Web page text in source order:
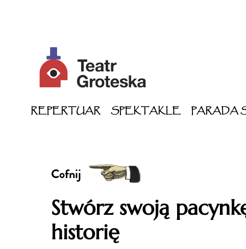
REPERTUAR SPEKTAKLE PARADA
Cofnij
Stwórz swoją
historię